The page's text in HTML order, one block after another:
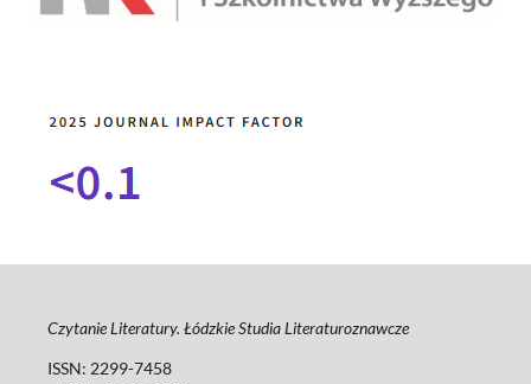
Czytanie Literatury. Łódzkie Studia Literaturoznawcze
ISSN: 2299-7458